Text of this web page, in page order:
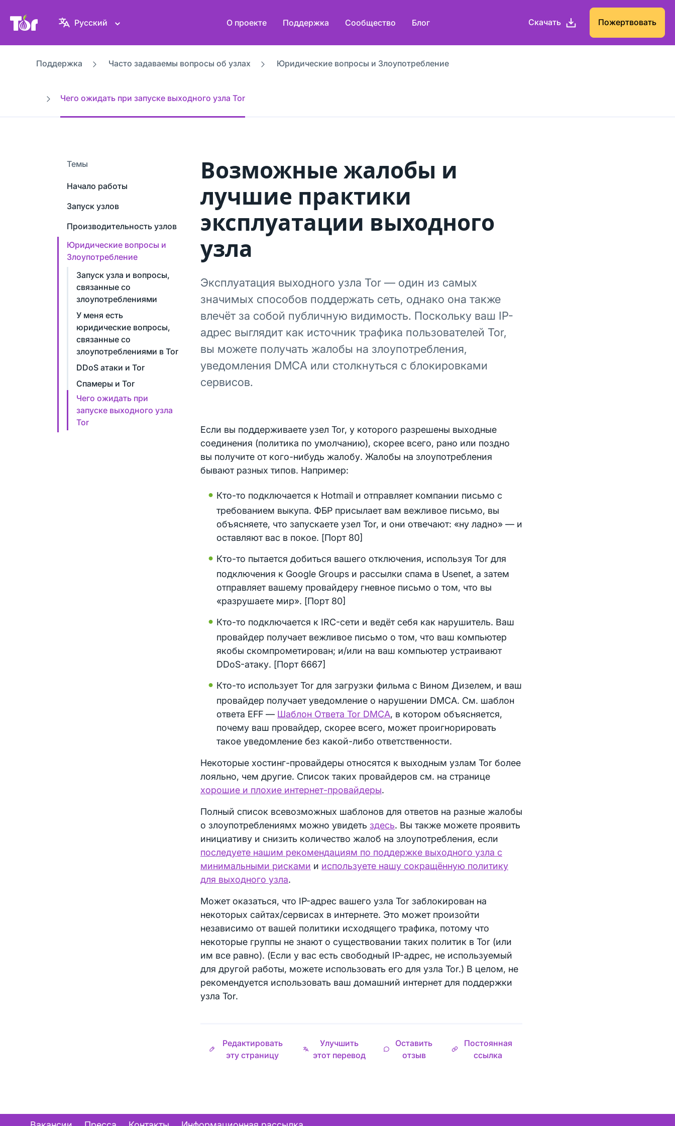
Веб-сайт Проекта Tor
Русский О проекте Поддержка Сообщество Блог Скачать Пожертвовать
Поддержка Часто задаваемы вопросы об узлах Юридические вопросы и Злоупотребление
Чего ожидать при запуске выходного узла Tor
Темы
Начало работы
Запуск узлов
Производительность узлов
Юридические вопросы и
Злоупотребление
Запуск узла и вопросы,
связанные со
злоупотреблениями
У меня есть
юридические вопросы,
связанные со
злоупотреблениями в Tor
DDoS атаки и Tor
Спамеры и Tor
Чего ожидать при
запуске выходного узла
Tor
Возможные жалобы и
лучшие практики
эксплуатации выходного
узла
Эксплуатация выходного узла Tor — один из самых
значимых способов поддержать сеть, однако она также
влечёт за собой публичную видимость. Поскольку ваш IP-
адрес выглядит как источник трафика пользователей Tor,
вы можете получать жалобы на злоупотребления,
уведомления DMCA или столкнуться с блокировками
сервисов.
Если вы поддерживаете узел Tor, у которого разрешены выходные
соединения (политика по умолчанию), скорее всего, рано или поздно
вы получите от кого-нибудь жалобу. Жалобы на злоупотребления
бывают разных типов. Например:
Кто-то подключается к Hotmail и отправляет компании письмо с
требованием выкупа. ФБР присылает вам вежливое письмо, вы
объясняете, что запускаете узел Tor, и они отвечают: «ну ладно» — и
оставляют вас в покое. [Порт 80]
Кто-то пытается добиться вашего отключения, используя Tor для
подключения к Google Groups и рассылки спама в Usenet, а затем
отправляет вашему провайдеру гневное письмо о том, что вы
«разрушаете мир». [Порт 80]
Кто-то подключается к IRC-сети и ведёт себя как нарушитель. Ваш
провайдер получает вежливое письмо о том, что ваш компьютер
якобы скомпрометирован; и/или на ваш компьютер устраивают
DDoS-атаку. [Порт 6667]
Кто-то использует Tor для загрузки фильма с Вином Дизелем, и ваш
провайдер получает уведомление о нарушении DMCA. См. шаблон
ответа EFF — Шаблон Ответа Tor DMCA, в котором объясняется,
почему ваш провайдер, скорее всего, может проигнорировать
такое уведомление без какой-либо ответственности.
Некоторые хостинг-провайдеры относятся к выходным узлам Tor более
лояльно, чем другие. Список таких провайдеров см. на странице
хорошие и плохие интернет-провайдеры.
Полный список всевозможных шаблонов для ответов на разные жалобы
о злоупотреблениямх можно увидеть здесь. Вы также можете проявить
инициативу и снизить количество жалоб на злоупотребления, если
последуете нашим рекомендациям по поддержке выходного узла с
минимальными рисками и используете нашу сокращённую политику
для выходного узла.
Может оказаться, что IP-адрес вашего узла Tor заблокирован на
некоторых сайтах/сервисах в интернете. Это может произойти
независимо от вашей политики исходящего трафика, потому что
некоторые группы не знают о существовании таких политик в Tor (или
им все равно). (Если у вас есть свободный IP-адрес, не используемый
для другой работы, можете использовать его для узла Tor.) В целом, не
рекомендуется использовать ваш домашний интернет для поддержки
узла Tor.
Редактировать
эту страницу
Улучшить
этот перевод
Оставить
отзыв
Постоянная
ссылка